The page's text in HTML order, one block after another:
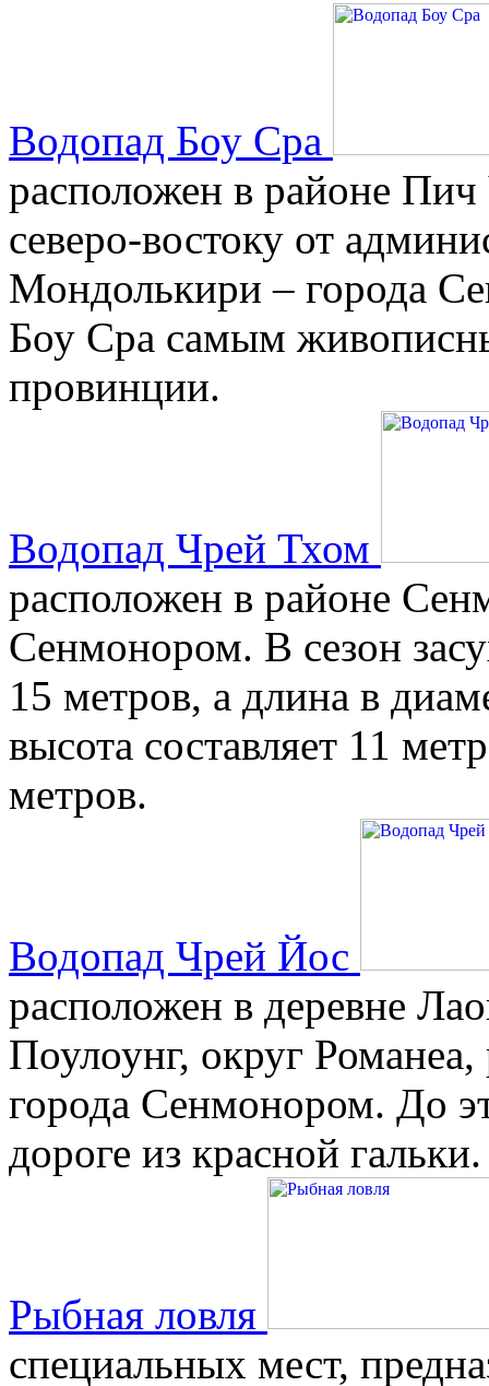
Водопад Боу Сра
расположен в районе
северо-востоку от
Мондолькири – города
Боу Сра самым
провинции.
Водопад Чрей Тхом
расположен в районе
Сенмонором. В сезон
15 метров, а длина в
высота составляет 11
метров.
Водопад Чрей Йос
расположен в деревне
Поулоунг, округ
города Сенмонором. До
дороге из красной гальки.
Рыбная ловля
специальных мест,